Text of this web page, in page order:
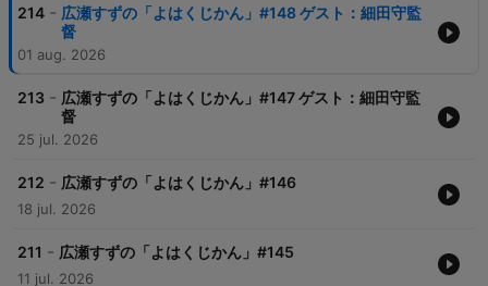
214 - 広瀬すずの「よはくじかん」#148 ゲスト：細田守監
督
01 aug. 2026
213 - 広瀬すずの「よはくじかん」#147 ゲスト：細田守監
督
25 jul. 2026
212 - 広瀬すずの「よはくじかん」#146
18 jul. 2026
211 - 広瀬すずの「よはくじかん」#145
11 jul. 2026